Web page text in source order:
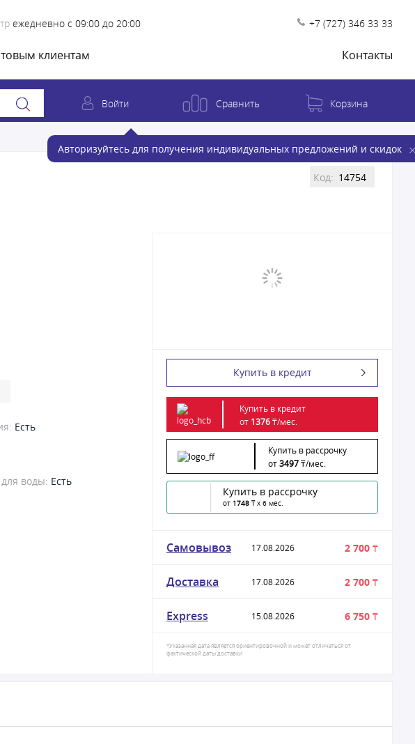
ежедневно с 09:00 до 20:00 +7 (727) 346 33 33
клиентам Контакты
Войти
Авторизуйтесь для получения индивидуальных предложений и скидок
Сравнить Корзина
Код: 14754
Есть
воды: Есть
Купить в кредит
Купить в кредит
от 1376₸/мес.
Купить в рассрочку
от3497₸/мес.
Купить в рассрочку
от 1748 ₸ x 6 мес.
Самовывоз 17.08.2026 2 700 ₸
Доставка 17.08.2026 2 700 ₸
Express 15.08.2026 6 750 ₸
*Указанная дата является ориентировочной и может отличаться от
фактической даты доставки